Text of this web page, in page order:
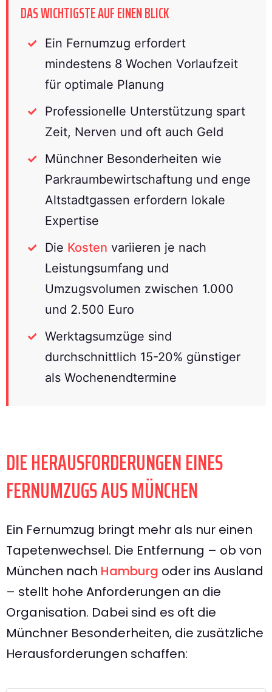
DAS WICHTIGSTE AUF EINEN BLICK
Ein Fernumzug erfordert
mindestens 8 Wochen Vorlaufzeit
für optimale Planung
Professionelle Unterstützung spart
Zeit, Nerven und oft auch Geld
Münchner Besonderheiten wie
Parkraumbewirtschaftung und enge
Altstadtgassen erfordern lokale
Expertise
Die Kosten variieren je nach
Leistungsumfang und
Umzugsvolumen zwischen 1.000
und 2.500 Euro
Werktagsumzüge sind
durchschnittlich 15-20% günstiger
als Wochenendtermine
DIE HERAUSFORDERUNGEN EINES
FERNUMZUGS AUS MÜNCHEN
Ein Fernumzug bringt mehr als nur einen
Tapetenwechsel. Die Entfernung – ob von
München nach Hamburg oder ins Ausland
– stellt hohe Anforderungen an die
Organisation. Dabei sind es oft die
Münchner Besonderheiten, die zusätzliche
Herausforderungen schaffen: